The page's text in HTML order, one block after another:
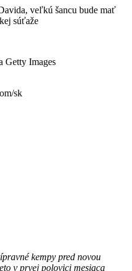
veľkú šancu bude mať
súťaže
Images
sk
kempy pred novou
v prvej polovici mesiaca